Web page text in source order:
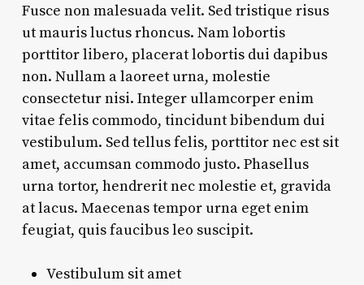
Fusce non malesuada velit. Sed tristique risus
ut mauris luctus rhoncus. Nam lobortis
porttitor libero, placerat lobortis dui dapibus
non. Nullam a laoreet urna, molestie
consectetur nisi. Integer ullamcorper enim
vitae felis commodo, tincidunt bibendum dui
vestibulum. Sed tellus felis, porttitor nec est sit
amet, accumsan commodo justo. Phasellus
urna tortor, hendrerit nec molestie et, gravida
at lacus. Maecenas tempor urna eget enim
feugiat, quis faucibus leo suscipit.
Vestibulum sit amet